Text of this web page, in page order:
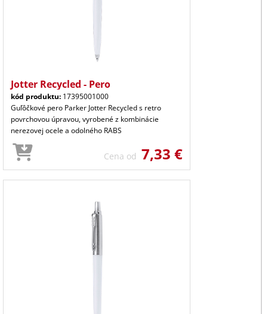
Jotter Recycled - Pero
kód produktu: 17395001000
Guľôčkové pero Parker Jotter Recycled s retro
povrchovou úpravou, vyrobené z kombinácie
nerezovej ocele a odolného RABS
Cena od 7,33 €